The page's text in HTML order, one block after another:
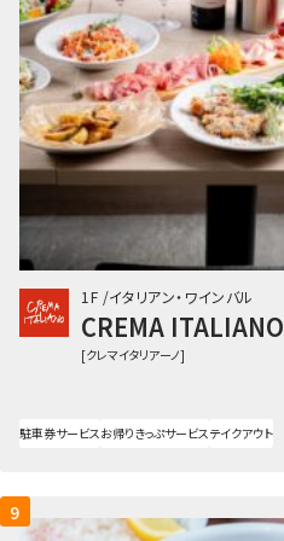
1F イタリアン・ワインバル
CREMA ITALIANO
[クレマイタリアーノ]
駐車券サービスお帰りきっぷサービステイクアウト
9